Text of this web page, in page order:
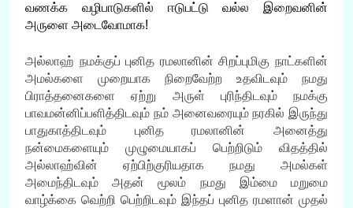
வணக்க வழிபாடுகளில் ஈடுபட்டு வல்ல இறைவனின்
அருளை அடைவோமாக!
அல்லாஹ் நமக்குப் புனித ரமலானின் சிறப்புமிகு நாட்களின்
அமல்களை முறையாக நிறைவேற்ற உதவிடவும் நமது
பிராத்தனைகளை ஏற்று அருள் புரிந்திடவும் நமக்கு
பாவமன்னிப்பளித்திடவும் நம் அனைவரையும் நரகில் இருந்து
பாதுகாத்திடவும் புனித ரமலானின் அனைத்து
நன்மைகளையும் முழுமையாகப் பெற்றிடும் விதத்தில்
அல்லாஹ்வின் ஏற்பிற்குரியதாக நமது அமல்கள்
அமைந்திடவும் அதன் மூலம் நமது இம்மை மறுமை
வாழ்க்கை வெற்றி பெற்றிடவும் இந்தப் புனித ரமளான் முதல்